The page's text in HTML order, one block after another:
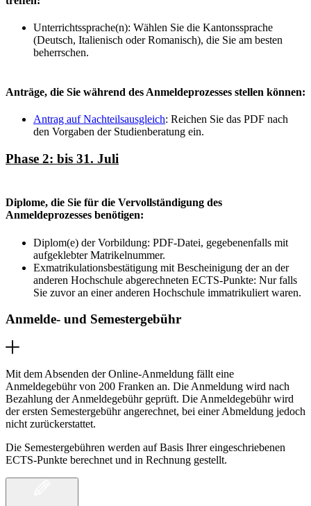
Unterrichtssprache(n): Wählen Sie die Kantonssprache
(Deutsch, Italienisch oder Romanisch), die Sie am besten
beherrschen.
Anträge, die Sie während des Anmeldeprozesses stellen können:
Antrag auf Nachteilsausgleich: Reichen Sie das PDF nach
den Vorgaben der Studienberatung ein.
Phase 2: bis 31. Juli
Diplome, die Sie für die Vervollständigung des
Anmeldeprozesses benötigen:
Diplom(e) der Vorbildung: PDF-Datei, gegebenenfalls mit
aufgeklebter Matrikelnummer.
Exmatrikulationsbestätigung mit Bescheinigung der an der
anderen Hochschule abgerechneten ECTS-Punkte: Nur falls
Sie zuvor an einer anderen Hochschule immatrikuliert waren.
Anmelde- und Semestergebühr
Mit dem Absenden der Online-Anmeldung fällt eine
Anmeldegebühr von 200 Franken an. Die Anmeldung wird nach
Bezahlung der Anmeldegebühr geprüft. Die Anmeldegebühr wird
der ersten Semestergebühr angerechnet, bei einer Abmeldung jedoch
nicht zurückerstattet.
Die Semestergebühren werden auf Basis Ihrer eingeschriebenen
ECTS-Punkte berechnet und in Rechnung gestellt.